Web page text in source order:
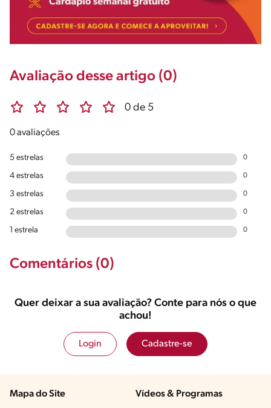
Avaliação desse artigo (0)
0 de 5
0 avaliações
5 estrelas 0
4 estrelas 0
3 estrelas 0
2 estrelas 0
1 estrela 0
Comentários (0)
Quer deixar a sua avaliação? Conte para nós o que
achou!
Login Cadastre-se
Mapa do Site Vídeos & Programas​